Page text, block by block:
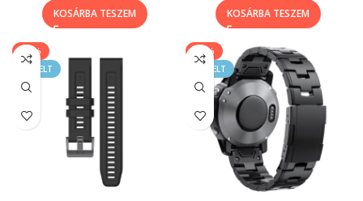
KOSÁRBA TESZEM KOSÁRBA TESZEM
-50%
KIEMELT
-25%
KIEMELT